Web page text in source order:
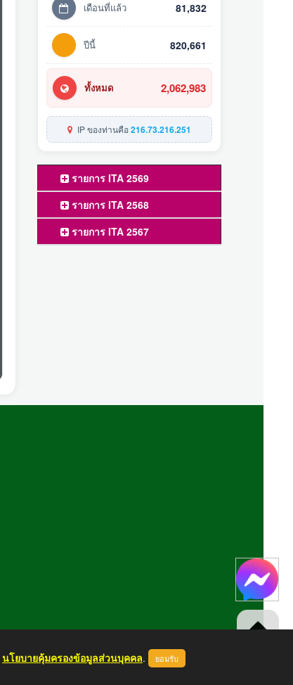
เดือนที่แล้ว 81,832
ปีนี้ 820,661
ทั้งหมด 2,062,983
IP ของท่านคือ216.73.216.251
รายการ ITA 2569
รายการ ITA 2568
รายการ ITA 2567
นโยบายคุ้มครองข้อมูลส่วนบุคคล. ยอมรับ